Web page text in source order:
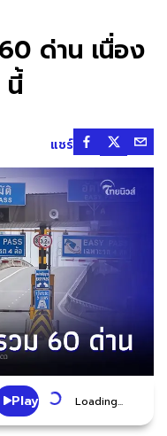
ด่าน เนื่อง
นี้
แชร์
Play Loading...